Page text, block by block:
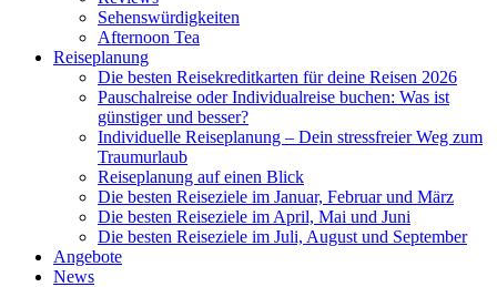
Sehenswürdigkeiten
Afternoon Tea
Reiseplanung
Die besten Reisekreditkarten für deine Reisen 2026
Pauschalreise oder Individualreise buchen: Was ist
günstiger und besser?
Individuelle Reiseplanung – Dein stressfreier Weg zum
Traumurlaub
Reiseplanung auf einen Blick
Die besten Reiseziele im Januar, Februar und März
Die besten Reiseziele im April, Mai und Juni
Die besten Reiseziele im Juli, August und September
Angebote
News